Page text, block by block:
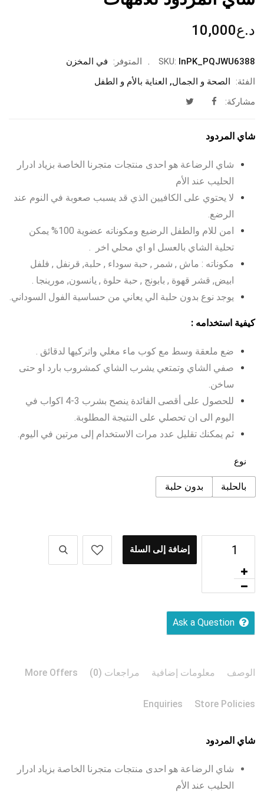
د.ع10,000
SKU: InPK_PQJWU6388 المتوفر:
في المخزن
الفئة:
الصحة و الجمال, العناية بالأم و الطفل
مشاركة:
شاي المردود
شاي الرضاعة هو احدى منتجات متجرنا الخاصة بزياد ادرار
الحليب عند الأم
لا يحتوي على الكافيين الذي قد يسبب صعوبة في النوم عند
الرضع.
امن للام والطفل الرضيع ومكوناته عضوية 100% يمكن
تحلية الشاي بالعسل او اي محلي اخر .
مكوناته : ماش , شمر , حبة سوداء , حلبة, قرنفل , فلفل
ابيض, قشر قهوة , بابونج , حبة حلوة , يانسون, مورينجا .
يوجد نوع بدون حلبة الي يعاني من حساسية الفول السوداني.
كيفية استخدامه :
ضع ملعقة وسط مع كوب ماء مغلي واتركيها لدقائق .
صفي الشاي وتمتعي يشرب الشاي كمشروب بارد او حتى
ساخن.
للحصول على أقصى الفائدة ينصح بشرب 3-4 اكواب في
اليوم الى ان تحصلي على النتيجة المطلوبة.
ثم يمكنك تقليل عدد مرات الاستخدام إلى مرتين في اليوم.
نوع
بالحلبة بدون حلبة
إضافة إلى السلة
Ask a Question
الوصف معلومات إضافية مراجعات (0) More Offers
Store Policies
Enquiries
شاي المردود
شاي الرضاعة هو احدى منتجات متجرنا الخاصة بزياد ادرار
الحليب عند الأم